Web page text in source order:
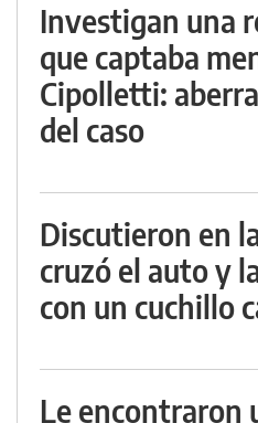
Investigan una
que captaba
Cipolletti:
del caso
Discutieron en
cruzó el auto y
con un cuchillo
Le encontraron